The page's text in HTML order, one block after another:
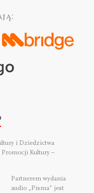
i Dziedzictwa
Promocji Kultury –
Partnerem wydania
audio „Pisma” jest